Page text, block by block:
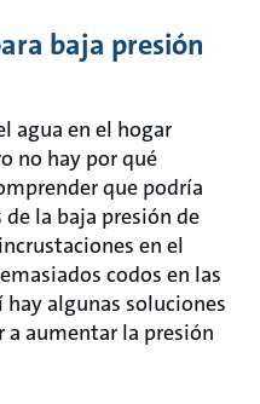
baja presión
agua en el hogar
no hay por qué
que podría
la baja presión de
en el
codos en las
algunas soluciones
a aumentar la presión